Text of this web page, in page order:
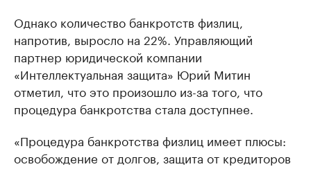
Однако количество банкротств физлиц,
напротив, выросло на 22%. Управляющий
партнер юридической компании
«Интеллектуальная защита» Юрий Митин
отметил, что это произошло из-за того, что
процедура банкротства стала доступнее.
«Процедура банкротства физлиц имеет плюсы:
освобождение от долгов, защита от кредиторов